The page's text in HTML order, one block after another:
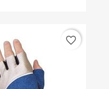
favorite_border